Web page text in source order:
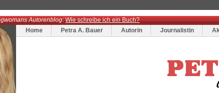
Autorenblog:Wie schreibe ich ein Buch?
Home
Petra A. Bauer Autorin Journalistin